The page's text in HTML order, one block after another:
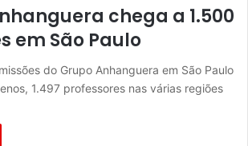
chega a 1.500
em São Paulo
do Grupo Anhanguera em São Paulo
1.497 professores nas várias regiões